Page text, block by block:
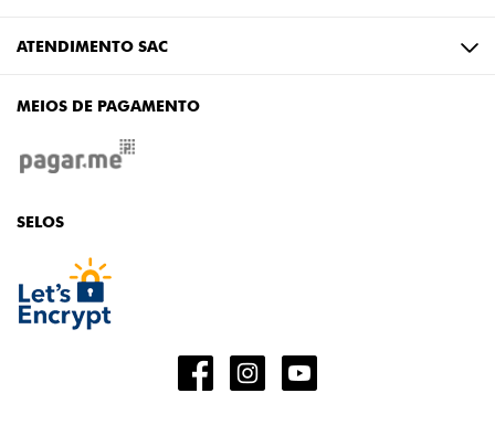
ATENDIMENTO SAC
MEIOS DE PAGAMENTO
SELOS